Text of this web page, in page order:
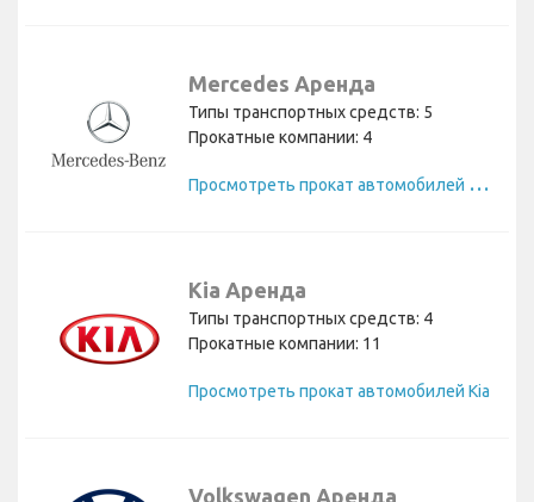
Mercedes Аренда
Типы транспортных средств: 5
Прокатные компании: 4
П
росмотреть прокат автомобилей Mercedes
Kia Аренда
Типы транспортных средств: 4
Прокатные компании: 11
Просмотреть прокат автомобилей Kia
Volkswagen Аренда